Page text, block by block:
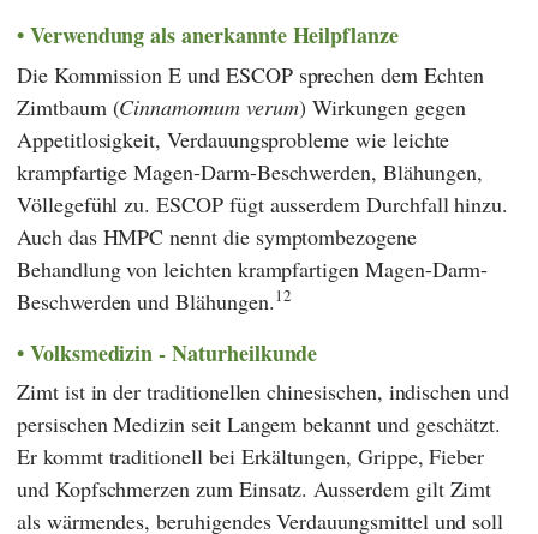
Verwendung als anerkannte Heilpflanze
Die Kommission E und ESCOP sprechen dem Echten
Zimtbaum (Cinnamomum verum) Wirkungen gegen
Appetitlosigkeit, Verdauungsprobleme wie leichte
krampfartige Magen-Darm-Beschwerden, Blähungen,
Völlegefühl zu.ESCOP fügt ausserdem Durchfall hinzu.
Auch das HMPCnennt die symptombezogene
Behandlung von leichten krampfartigen Magen-Darm-
Beschwerden und Blähungen.12
Volksmedizin - Naturheilkunde
Zimt ist in der traditionellen chinesischen, indischen und
persischen Medizin seit Langem bekannt und geschätzt.
Er kommt traditionell bei Erkältungen, Grippe, Fieber
und Kopfschmerzen zum Einsatz. Ausserdem gilt Zimt
als wärmendes, beruhigendes Verdauungsmittel und soll